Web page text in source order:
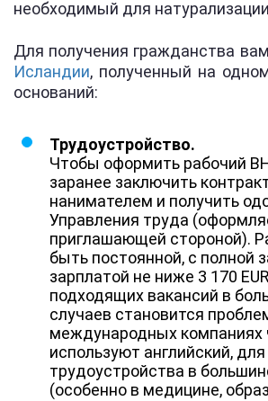
необходимый для
Для получения гражданства
Исландии, полученный на
оснований:
Трудоустройство.
Чтобы оформить рабочий
заранее заключить
нанимателем и получить
Управления труда
приглашающей стороной).
быть постоянной, с полной
зарплатой не ниже 3 170
подходящих вакансий в
случаев становится
международных компаниях
используют английский, для
трудоустройства в
(особенно в медицине,